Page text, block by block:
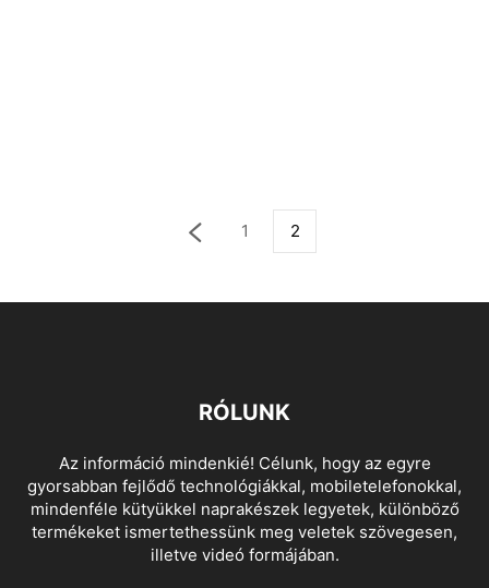
1 2
RÓLUNK
Az információ mindenkié! Célunk, hogy az egyre
gyorsabban fejlődő technológiákkal, mobiletelefonokkal,
mindenféle kütyükkel naprakészek legyetek, különböző
termékeket ismertethessünk meg veletek szövegesen,
illetve videó formájában.